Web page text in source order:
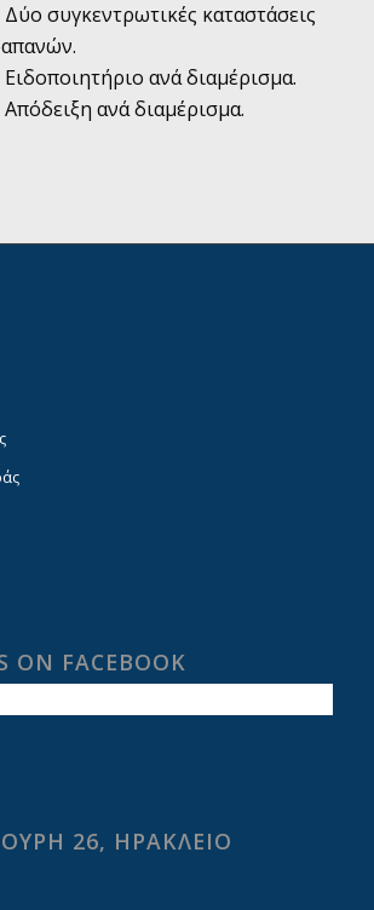
Δύο συγκεντρωτικές καταστάσεις
Ειδοποιητήριο ανά διαμέρισμα.
Απόδειξη ανά διαμέρισμα.
ON FACEBOOK
26, ΗΡΑΚΛΕΙΟ